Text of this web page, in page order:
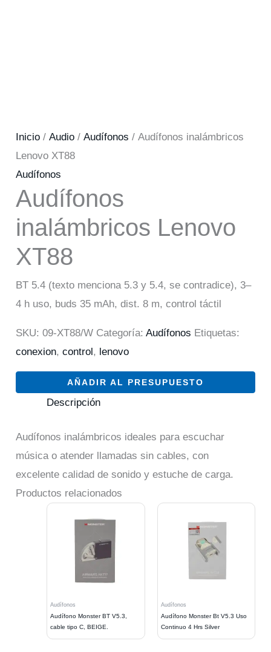
Inicio /Audio /Audífonos / Audífonos inalámbricos
Lenovo XT88
Audífonos
Audífonos
inalámbricos Lenovo
XT88
BT 5.4 (texto menciona 5.3 y 5.4, se contradice), 3–
4 h uso, buds 35 mAh, dist. 8 m, control táctil
SKU:09-XT88/W Categoría:Audífonos Etiquetas:
conexion,control, lenovo
AÑADIR AL PRESUPUESTO
Descripción
Audífonos inalámbricos ideales para escuchar
música o atender llamadas sin cables, con
excelente calidad de sonido y estuche de carga.
Productos relacionados
Audífonos
Audífono Monster BT V5.3,
cable tipo C, BEIGE.
Audífonos
Audífono Monster Bt V5.3 Uso
Continuo 4 Hrs Silver